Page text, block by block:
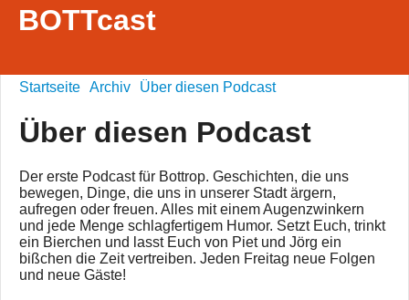
BOTTcast
Startseite Archiv Über diesen Podcast
Über diesen Podcast
Der erste Podcast für Bottrop. Geschichten, die uns
bewegen, Dinge, die uns in unserer Stadt ärgern,
aufregen oder freuen. Alles mit einem Augenzwinkern
und jede Menge schlagfertigem Humor. Setzt Euch, trinkt
ein Bierchen und lasst Euch von Piet und Jörg ein
bißchen die Zeit vertreiben. Jeden Freitag neue Folgen
und neue Gäste!